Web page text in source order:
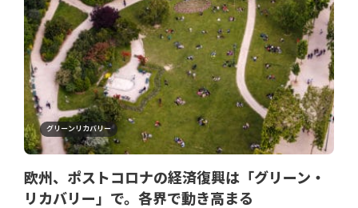
グリーンリカバリー
欧州、ポストコロナの経済復興は「グリーン・
リカバリー」で。各界で動き高まる